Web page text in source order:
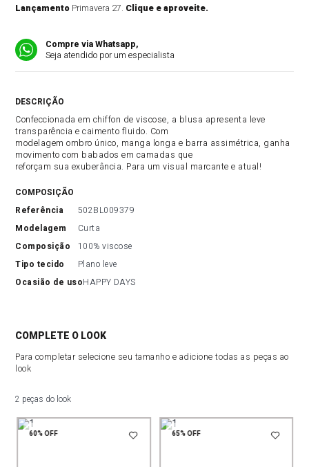
Lançamento Primavera 27. Clique e aproveite.
Compre via Whatsapp,
Seja atendido por um especialista
Confeccionada em chiffon de viscose, a blusa apresenta leve
transparência e caimento fluido. Com
modelagem ombro único, manga longa e barra assimétrica, ganha
movimento com babados em camadas que
reforçam sua exuberância. Para um visual marcante e atual!
COMPOSIÇÃO
referência
502BL009379
modelagem
Curta
composição
100% viscose
tipo tecido
Plano leve
ocasião de usoHAPPY DAYS
COMPLETE O LOOK
Para completar selecione seu tamanho e adicione todas as peças ao
look
2 peças do look
60%OFF 65%OFF